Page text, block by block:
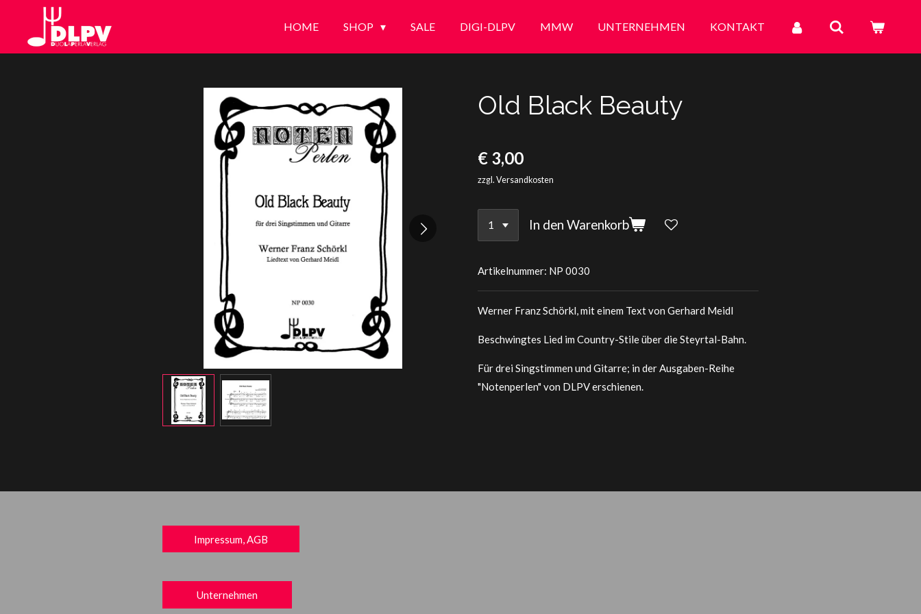
Hauptinhalt
springen
HOME SHOP SALE DIGI-DLPV MMW UNTERNEHMEN KONTAKT
Old Black Beauty
€ 3,00
zzgl. Versandkosten
In den Warenkorb
Artikelnummer: NP 0030
Werner Franz Schörkl, mit einem Text von Gerhard Meidl
Beschwingtes Lied im Country-Stile über die Steyrtal-Bahn.
Für drei Singstimmen und Gitarre; in der Ausgaben-Reihe
"Notenperlen" von DLPV erschienen.
Impressum, AGB
Unternehmen